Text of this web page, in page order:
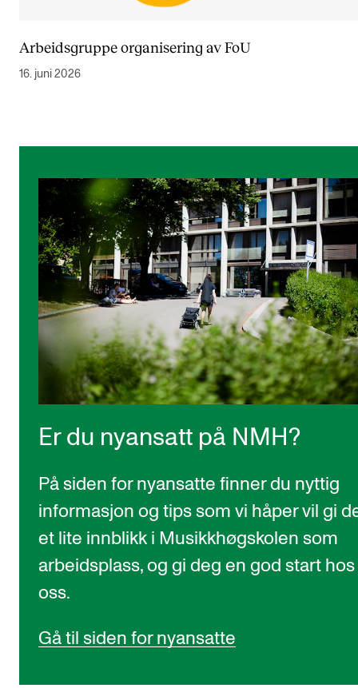
Arbeidsgruppe organisering av FoU
16. juni 2026
Er du nyansatt på NMH?
På siden for nyansatte finner du nyttig
informasjon og tips som vi håper vil gi
et lite innblikk i Musikkhøgskolen som
arbeidsplass, og gi deg en god start hos
oss.
Gå til siden for nyansatte